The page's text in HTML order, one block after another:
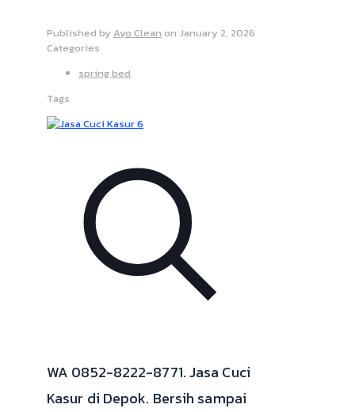
Published by Ayo Clean on January 2, 2026
Categories
spring bed
Tags
WA 0852-8222-8771. Jasa Cuci
Kasur di Depok. Bersih sampai